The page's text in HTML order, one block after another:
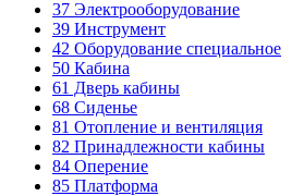
37 Электрооборудование
39 Инструмент
42 Оборудование специальное
50 Кабина
61 Дверь кабины
68 Сиденье
81 Отопление и вентиляция
82 Принадлежности кабины
84 Оперение
85 Платформа